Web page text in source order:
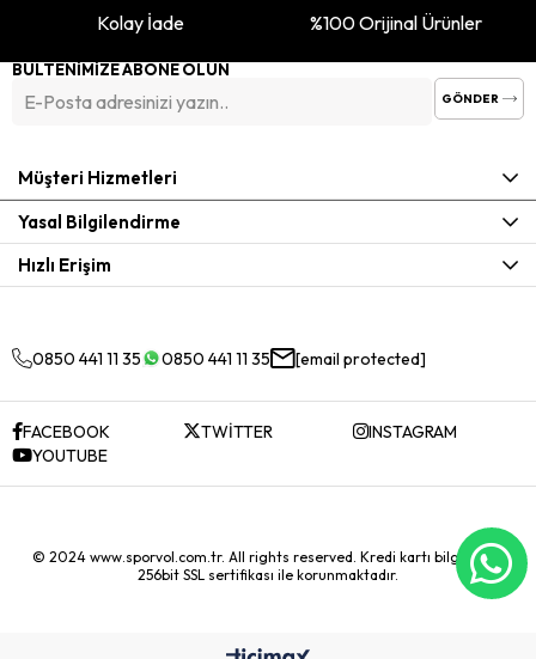
Kolay İade %100 Orijinal Ürünler
BÜLTENİMİZE ABONE OLUN
GÖNDER
Müşteri Hizmetleri
Yasal Bilgilendirme
Hızlı Erişim
0850 441 11 35 0850 441 11 35 [email protected]
FACEBOOK TWİTTER
INSTAGRAM
YOUTUBE
© 2024 www.sporvol.com.tr. All rights reserved. Kredi kartı bilgileriniz
256bit SSL sertifikası ile korunmaktadır.